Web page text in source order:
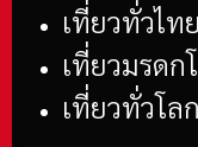
เที่ยวทั่วไทย
เที่ยวมรดก
เที่ยวทั่วโลก